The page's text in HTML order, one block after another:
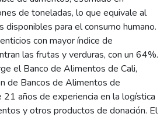
de toneladas, lo que equivale al
para el consumo humano.
con mayor índice de
las frutas y verduras, con un 64%.
el Banco de Alimentos de Cali,
de Bancos de Alimentos de
21 años de experiencia en la logística
y otros productos de donación. El